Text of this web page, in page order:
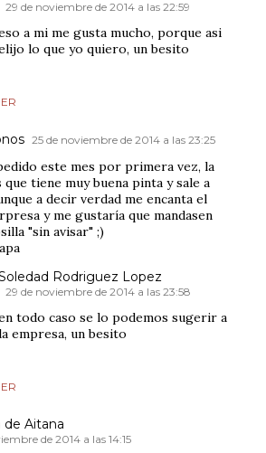
29 de noviembre de 2014 a las 22:59
a mi me gusta mucho, porque asi
lo que yo quiero, un besito
25 de noviembre de 2014 a las 23:25
este mes por primera vez, la
que tiene muy buena pinta y sale a
a decir verdad me encanta el
y me gustaría que mandasen
"sin avisar" ;)
Rodriguez Lopez
29 de noviembre de 2014 a las 23:58
todo caso se lo podemos sugerir a
empresa, un besito
de Aitana
de 2014 a las 14:15